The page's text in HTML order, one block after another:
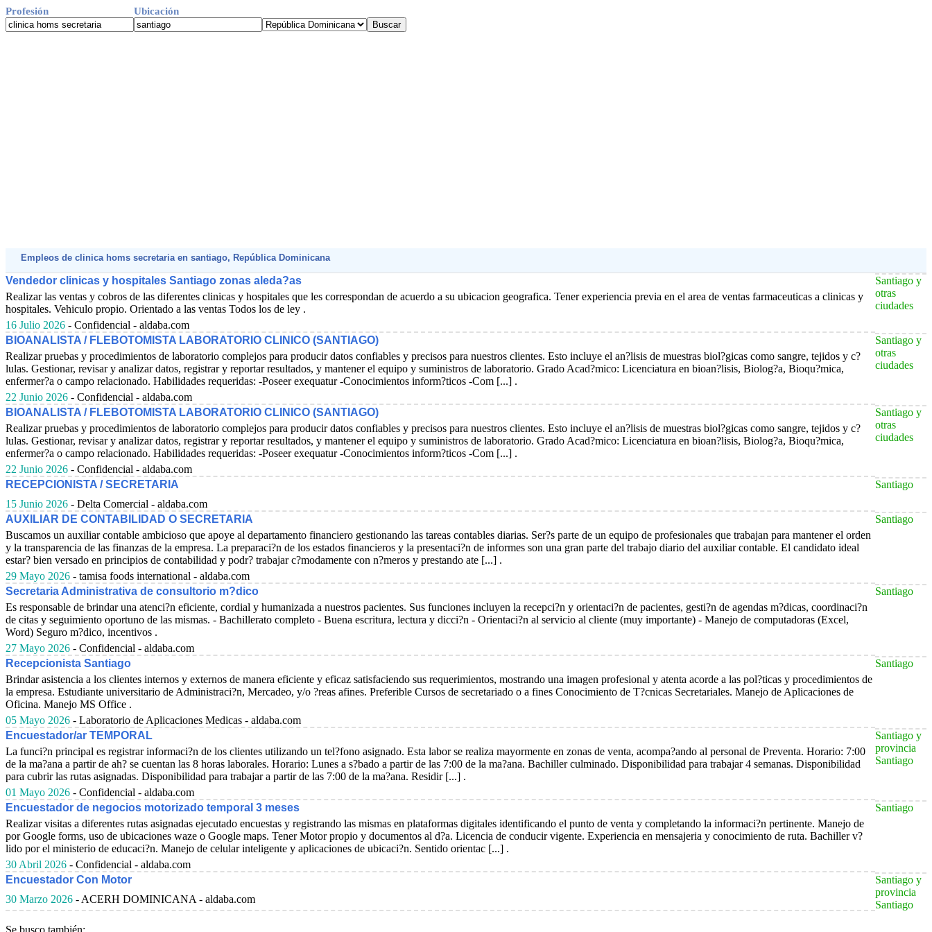
Profesión Ubicación
Empleos de clinica homs secretaria en santiago, República Dominicana
Vendedor clinicas y hospitales Santiago zonas aleda?as
Realizar las ventas y cobros de las diferentes clinicas y hospitales que les correspondan de acuerdo a su ubicacion geografica. Tener experiencia previa en el area de ventas farmaceuticas a clinicas y
hospitales. Vehiculo propio. Orientado a las ventas Todos los de ley .
16 Julio 2026 - Confidencial - aldaba.com
Santiago y
otras
ciudades
BIOANALISTA / FLEBOTOMISTA LABORATORIO CLINICO (SANTIAGO)
Realizar pruebas y procedimientos de laboratorio complejos para producir datos confiables y precisos para nuestros clientes. Esto incluye el an?lisis de muestras biol?gicas como sangre, tejidos y c?
lulas. Gestionar, revisar y analizar datos, registrar y reportar resultados, y mantener el equipo y suministros de laboratorio. Grado Acad?mico: Licenciatura en bioan?lisis, Biolog?a, Bioqu?mica,
enfermer?a o campo relacionado. Habilidades requeridas: -Poseer exequatur -Conocimientos inform?ticos -Com [...] .
22 Junio 2026 - Confidencial - aldaba.com
Santiago y
otras
ciudades
BIOANALISTA / FLEBOTOMISTA LABORATORIO CLINICO (SANTIAGO)
Realizar pruebas y procedimientos de laboratorio complejos para producir datos confiables y precisos para nuestros clientes. Esto incluye el an?lisis de muestras biol?gicas como sangre, tejidos y c?
lulas. Gestionar, revisar y analizar datos, registrar y reportar resultados, y mantener el equipo y suministros de laboratorio. Grado Acad?mico: Licenciatura en bioan?lisis, Biolog?a, Bioqu?mica,
enfermer?a o campo relacionado. Habilidades requeridas: -Poseer exequatur -Conocimientos inform?ticos -Com [...] .
22 Junio 2026 - Confidencial - aldaba.com
Santiago y
otras
ciudades
RECEPCIONISTA / SECRETARIA
15 Junio 2026 - Delta Comercial - aldaba.com
Santiago
AUXILIAR DE CONTABILIDAD O SECRETARIA
Buscamos un auxiliar contable ambicioso que apoye al departamento financiero gestionando las tareas contables diarias. Ser?s parte de un equipo de profesionales que trabajan para mantener el orden
y la transparencia de las finanzas de la empresa. La preparaci?n de los estados financieros y la presentaci?n de informes son una gran parte del trabajo diario del auxiliar contable. El candidato ideal
estar? bien versado en principios de contabilidad y podr? trabajar c?modamente con n?meros y prestando ate [...] .
29 Mayo 2026 - tamisa foods international - aldaba.com
Santiago
Secretaria Administrativa de consultorio m?dico
Es responsable de brindar una atenci?n eficiente, cordial y humanizada a nuestros pacientes. Sus funciones incluyen la recepci?n y orientaci?n de pacientes, gesti?n de agendas m?dicas, coordinaci?n
de citas y seguimiento oportuno de las mismas. - Bachillerato completo - Buena escritura, lectura y dicci?n - Orientaci?n al servicio al cliente (muy importante) - Manejo de computadoras (Excel,
Word) Seguro m?dico, incentivos .
27 Mayo 2026 - Confidencial - aldaba.com
Santiago
Recepcionista Santiago
Brindar asistencia a los clientes internos y externos de manera eficiente y eficaz satisfaciendo sus requerimientos, mostrando una imagen profesional y atenta acorde a las pol?ticas y procedimientos de
la empresa. Estudiante universitario de Administraci?n, Mercadeo, y/o ?reas afines. Preferible Cursos de secretariado o a fines Conocimiento de T?cnicas Secretariales. Manejo de Aplicaciones de
Oficina. Manejo MS Office .
05 Mayo 2026 - Laboratorio de Aplicaciones Medicas - aldaba.com
Santiago
Encuestador/ar TEMPORAL
La funci?n principal es registrar informaci?n de los clientes utilizando un tel?fono asignado. Esta labor se realiza mayormente en zonas de venta, acompa?ando al personal de Preventa. Horario: 7:00
de la ma?ana a partir de ah? se cuentan las 8 horas laborales. Horario: Lunes a s?bado a partir de las 7:00 de la ma?ana. Bachiller culminado. Disponibilidad para trabajar 4 semanas. Disponibilidad
para cubrir las rutas asignadas. Disponibilidad para trabajar a partir de las 7:00 de la ma?ana. Residir [...] .
01 Mayo 2026 - Confidencial - aldaba.com
Santiago y
provincia
Santiago
Encuestador de negocios motorizado temporal 3 meses
Realizar visitas a diferentes rutas asignadas ejecutado encuestas y registrando las mismas en plataformas digitales identificando el punto de venta y completando la informaci?n pertinente. Manejo de
por Google forms, uso de ubicaciones waze o Google maps. Tener Motor propio y documentos al d?a. Licencia de conducir vigente. Experiencia en mensajeria y conocimiento de ruta. Bachiller v?
lido por el ministerio de educaci?n. Manejo de celular inteligente y aplicaciones de ubicaci?n. Sentido orientac [...] .
30 Abril 2026 - Confidencial - aldaba.com
Santiago
Encuestador Con Motor
30 Marzo 2026 - ACERH DOMINICANA - aldaba.com
Santiago y
provincia
Santiago
Se busco también: